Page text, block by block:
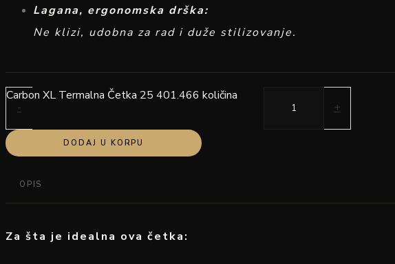
Lagana, ergonomska drška:
Ne klizi, udobna za rad i duže stilizovanje.
-
Carbon XL Termalna Četka 25 401.466 količina
+
DODAJ U KORPU
OPIS
Za šta je idealna ova četka: